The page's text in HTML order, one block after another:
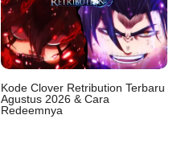
Kode Clover Retribution Terbaru
Agustus 2026 & Cara
Redeemnya